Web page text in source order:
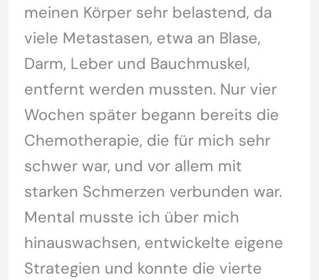
meinen Körper sehr belastend, da
viele Metastasen, etwa an Blase,
Darm, Leber und Bauchmuskel,
entfernt werden mussten. Nur vier
Wochen später begann bereits die
Chemotherapie, die für mich sehr
schwer war, und vor allem mit
starken Schmerzen verbunden war.
Mental musste ich über mich
hinauswachsen, entwickelte eigene
Strategien und konnte die vierte